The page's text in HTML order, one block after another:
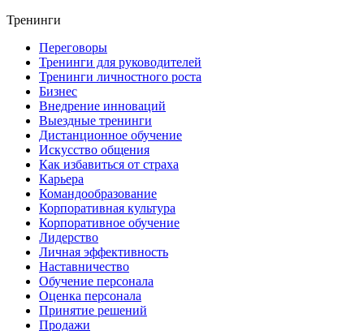
Тренинги
Переговоры
Тренинги для руководителей
Тренинги личностного роста
Бизнес
Внедрение инноваций
Выездные тренинги
Дистанционное обучение
Искусство общения
Как избавиться от страха
Карьера
Командообразование
Корпоративная культура
Корпоративное обучение
Лидерство
Личная эффективность
Наставничество
Обучение персонала
Оценка персонала
Принятие решений
Продажи